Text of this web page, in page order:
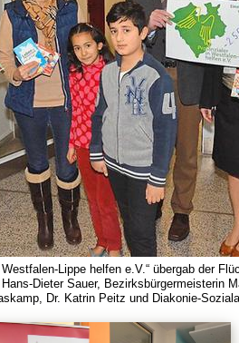
Lippe helfen e.V.“ übergab der
Dieter Sauer, Bezirksbürgermeisterin
Dr. Katrin Peitz und Diakonie-